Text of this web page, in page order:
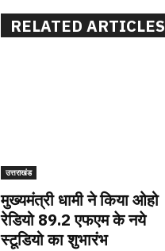
RELATED ARTICLES
उत्तराखंड
मुख्यमंत्री धामी ने किया ओहो
रेडियो 89.2 एफएम के नये
स्टूडियो का शुभारंभ